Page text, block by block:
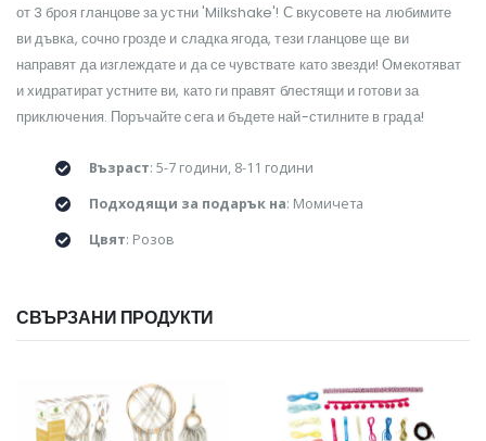
от 3 броя гланцове за устни 'Milkshake'! С вкусовете на любимите
ви дъвка, сочно грозде и сладка ягода, тези гланцове ще ви
направят да изглеждате и да се чувствате като звезди! Омекотяват
и хидратират устните ви, като ги правят блестящи и готови за
приключения. Поръчайте сега и бъдете най-стилните в града!
Възраст: 5-7 години, 8-11 години
Подходящи за подарък на: Момичета
Цвят: Розов
СВЪРЗАНИ ПРОДУКТИ